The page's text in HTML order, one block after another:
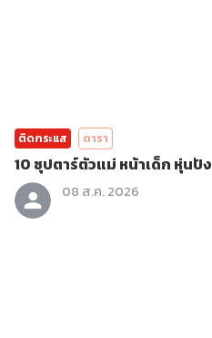
ติดกระแส ดารา
10 ซุปตาร์ตัวแม่ หน้าเด็ก หุ่นปัง
08 ส.ค. 2026